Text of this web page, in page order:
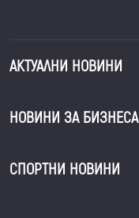
АКТУАЛНИ НОВИНИ
НОВИНИ ЗА БИЗНЕСА
СПОРТНИ НОВИНИ